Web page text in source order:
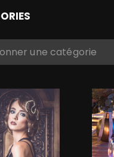
une catégorie